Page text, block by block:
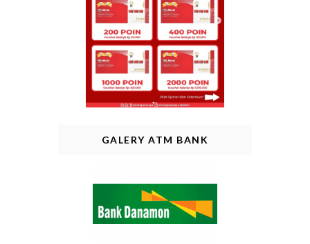
GALERY ATM BANK